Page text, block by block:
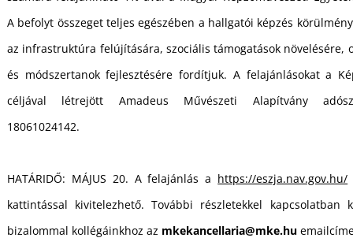
A befolyt összeget teljes egészében a hallgatói képzés
az infrastruktúra felújítására, szociális támogatások növelésére,
és módszertanok fejlesztésére fordítjuk. A felajánlásokat a
céljával létrejött Amadeus Művészeti Alapítvány
18061024142.
HATÁRIDŐ: MÁJUS 20. A felajánlás a https://eszja.nav.gov.hu/
kattintással kivitelezhető. További részletekkel kapcsolatban
bizalommal kollégáinkhoz az mkekancellaria@mke.hu